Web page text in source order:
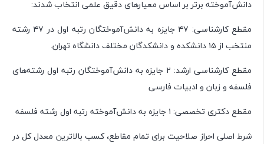
دانش‌آموخته برتر بر اساس معیارهای دقیق علمی انتخاب شدند:
مقطع کارشناسی: ۴۷ جایزه به دانش‌آموختگان رتبه اول در ۴۷ رشته
منتخب از ۱۵ دانشکده و دانشکدگان مختلف دانشگاه تهران.
مقطع کارشناسی ارشد: ۲ جایزه به دانش‌آموختگان رتبه اول رشته‌های
فلسفه و زبان و ادبیات فارسی
مقطع دکتری تخصصی: ۱ جایزه به دانش‌آموخته رتبه اول رشته فلسفه
شرط اصلی احراز صلاحیت برای تمام مقاطع، کسب بالاترین معدل کل در